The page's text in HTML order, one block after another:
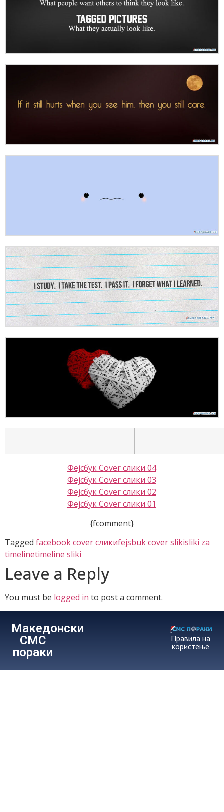
Фејсбук Cover слики 04
Фејсбук Cover слики 03
Фејсбук Cover слики 02
Фејсбук Cover слики 01
{fcomment}
Tagged facebook cover сликиfejsbuk cover slikisliki za
timelinetimeline sliki
Leave a Reply
You must be logged in to post a comment.
Македонски
СМС
пораки
Правила на
користење